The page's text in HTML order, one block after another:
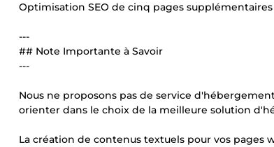
Optimisation SEO de cinq pages
---
## Note Importante à Savoir
---
Nous ne proposons pas de service
orienter dans le choix de la meilleure solution
La création de contenus textuels pour vos pages